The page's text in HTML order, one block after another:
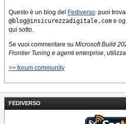
FEDIVERSO
Questo è un blog del Fediverso: puoi
@blog@insicurezzadigitale.com e
qui sotto.
Se vuoi commentare su Microsoft Build
Frontier Tuning e agenti enterprise,
>> forum community